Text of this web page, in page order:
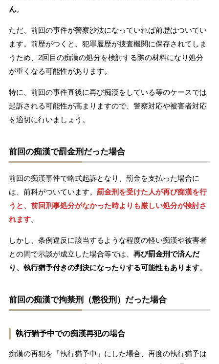
ん。
ただ、前回の事件が警察沙汰になっていれば前歴はついてい
ます。前歴がつくと、犯罪履歴が捜査機関に保存されてしま
うため、2回目の痴漢の処分を検討する際の材料になり処分
が重くなる可能性があります。
特に、前回の事件直後に再び痴漢をしている等のケースでは
起訴される可能性が高まりますので、警察対応や被害者対応
を適切に行いましょう。
前回の痴漢で罰金刑だった場合
前回の痴漢事件で略式起訴となり、罰金を支払った場合に
は、前科がついています。 罰金刑を受けた人が再び痴漢を行
うと、前回刑事処分がなかった時よりも厳しい処分が検討さ
れます。
しかし、条例違反に該当するような程度の軽い痴漢や被害者
との間で示談が成立した場合等では、 再び罰金刑で済んだ
り、執行猶予付きの判決になったりする可能性もあります。
前回の痴漢で拘禁刑（懲役刑）だった場合
執行猶予中での痴漢再犯の場合
痴漢の再犯を「執行猶予中」にした場合、再度の執行猶予は